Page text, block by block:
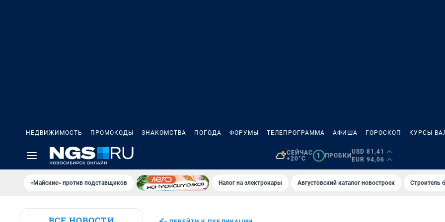
НЕДВИЖИМОСТЬ ПРОМОКОДЫ ЗНАКОМСТВА ПОГОДА ФОРУМЫ ТЕЛЕПРОГРАММА АФИША ГОРОСКОП КУРСЫ
СЕЙЧАС
+20°C
1 ПРОБКИ
USD 81,41
EUR 94,06
«Майские» против подставщиков Налог на электрокары Августовский каталог новостроек Строитель